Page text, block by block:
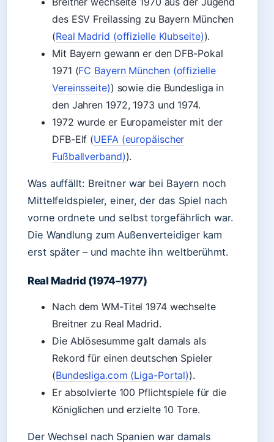
des ESV Freilassing zu Bayern München
(Real Madrid (offizielle Klubseite)).
Mit Bayern gewann er den DFB-Pokal
1971 (FC Bayern München (offizielle
Vereinsseite)) sowie die Bundesliga in
den Jahren 1972, 1973 und 1974.
1972 wurde er Europameister mit der
DFB-Elf (UEFA (europäischer
Fußballverband)).
Was auffällt: Breitner war bei Bayern noch
Mittelfeldspieler, einer, der das Spiel nach
vorne ordnete und selbst torgefährlich war.
Die Wandlung zum Außenverteidiger kam
erst später – und machte ihn weltberühmt.
Real Madrid (1974–1977)
Nach dem WM-Titel 1974 wechselte
Breitner zu Real Madrid.
Die Ablösesumme galt damals als
Rekord für einen deutschen Spieler
(Bundesliga.com (Liga-Portal)).
Er absolvierte 100 Pflichtspiele für die
Königlichen und erzielte 10 Tore.
Der Wechsel nach Spanien war damals